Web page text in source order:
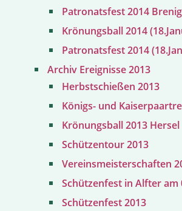
Patronatsfest 2014 Brenig
Krönungsball 2014
Patronatsfest 2014
Archiv Ereignisse 2013
Herbstschießen 2013
Königs- und
Krönungsball 2013 Hersel
Schützentour 2013
Vereinsmeisterschaften
Schützenfest in Alfter am
Schützenfest 2013